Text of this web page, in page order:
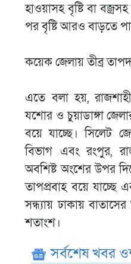
হাওয়াসহ বৃষ্টি বা
পর বৃষ্টি আরও বাড়তে
কয়েক জেলায় তীব্র
এতে বলা হয়,
যশোর ও চুয়াডাঙ্গা
বয়ে যাচ্ছে। সিলেট
বিভাগ এবং রংপুর,
অবশিষ্ট অংশের উপর
তাপপ্রবাহ বয়ে যাচ্ছে
সন্ধ্যায় ঢাকায়
শতাংশ।
সর্বশেষ খবর